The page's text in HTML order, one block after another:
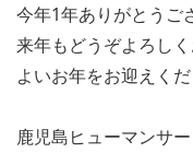
今年1年ありがとうご
来年もどうぞよろしく
よいお年をお迎えく
鹿児島ヒューマンサ